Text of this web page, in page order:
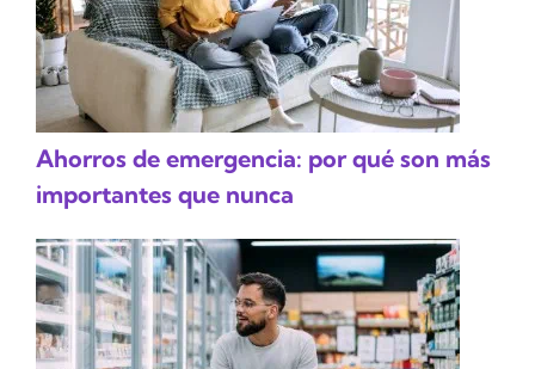
Ahorros de emergencia: por qué son más
importantes que nunca